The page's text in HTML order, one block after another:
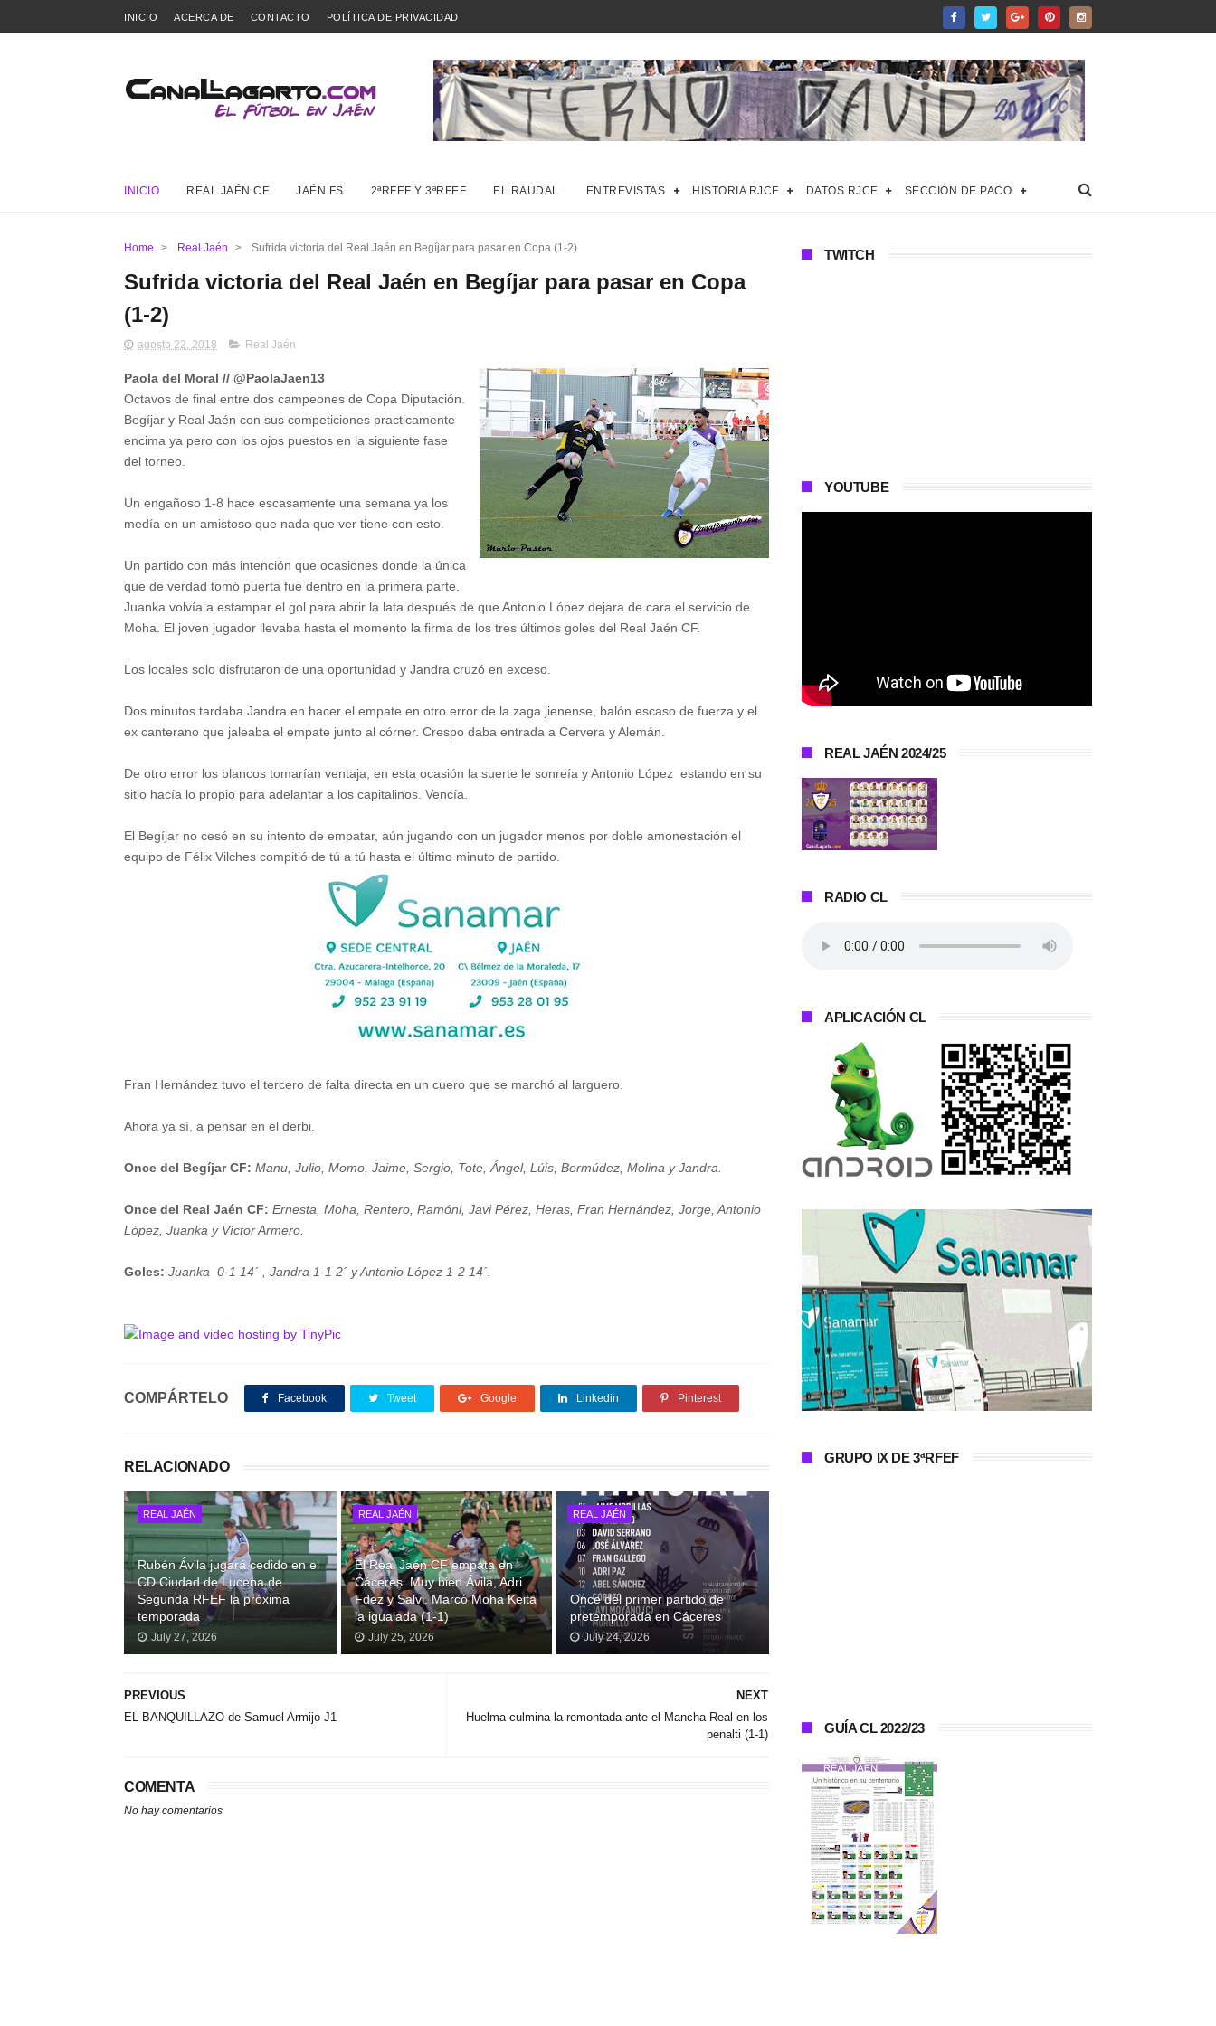
INICIO ACERCA DE CONTACTO POLÍTICA DE PRIVACIDAD
INICIO REAL JAÉN CF JAÉN FS 2ªRFEF Y 3ªRFEF EL RAUDAL ENTREVISTAS HISTORIA RJCF DATOS RJCF SECCIÓN DE PACO
Home > Real Jaén > Sufrida victoria del Real Jaén en Begíjar para pasar en Copa (1-2)
Sufrida victoria del Real Jaén en Begíjar para pasar en Copa
(1-2)
agosto 22, 2018 Real Jaén
Paola del Moral // @PaolaJaen13
Octavos de final entre dos campeones de Copa Diputación.
Begíjar y Real Jaén con sus competiciones practicamente
encima ya pero con los ojos puestos en la siguiente fase
del torneo.
Un engañoso 1-8 hace escasamente una semana ya los
medía en un amistoso que nada que ver tiene con esto.
Un partido con más intención que ocasiones donde la única
que de verdad tomó puerta fue dentro en la primera parte.
Juanka volvía a estampar el gol para abrir la lata después de que Antonio López dejara de cara el servicio de
Moha. El joven jugador llevaba hasta el momento la firma de los tres últimos goles del Real Jaén CF.
Los locales solo disfrutaron de una oportunidad y Jandra cruzó en exceso.
Dos minutos tardaba Jandra en hacer el empate en otro error de la zaga jienense, balón escaso de fuerza y el
ex canterano que jaleaba el empate junto al córner. Crespo daba entrada a Cervera y Alemán.
De otro error los blancos tomarían ventaja, en esta ocasión la suerte le sonreía y Antonio López estando en su
sitio hacía lo propio para adelantar a los capitalinos. Vencía.
El Begíjar no cesó en su intento de empatar, aún jugando con un jugador menos por doble amonestación el
equipo de Félix Vilches compitió de tú a tú hasta el último minuto de partido.
Fran Hernández tuvo el tercero de falta directa en un cuero que se marchó al larguero.
Ahora ya sí, a pensar en el derbi.
Once del Begíjar CF: Manu, Julio, Momo, Jaime, Sergio, Tote, Ángel, Lúis, Bermúdez, Molina y Jandra.
Once del Real Jaén CF: Ernesta, Moha, Rentero, Ramónl, Javi Pérez, Heras, Fran Hernández, Jorge, Antonio
López, Juanka y Víctor Armero.
Goles: Juanka 0-1 14´ , Jandra 1-1 2´ y Antonio López 1-2 14´.
COMPÁRTELO Facebook Tweet Google Linkedin Pinterest
RELACIONADO
REAL JAÉN
Rubén Ávila jugará cedido en el
CD Ciudad de Lucena de
Segunda RFEF la próxima
temporada
July 27, 2026
REAL JAÉN
El Real Jaén CF empata en
Cáceres. Muy bien Ávila, Adri
Fdez y Salvi. Marcó Moha Keita
la igualada (1-1)
July 25, 2026
REAL JAÉN
Once del primer partido de
pretemporada en Cáceres
July 24, 2026
NEXT
Huelma culmina la remontada ante el Mancha Real en los
penalti (1-1)
PREVIOUS
EL BANQUILLAZO de Samuel Armijo J1
COMENTA
No hay comentarios
TWITCH
YOUTUBE
REAL JAÉN 2024/25
RADIO CL
APLICACIÓN CL
GRUPO IX DE 3ªRFEF
GUÍA CL 2022/23